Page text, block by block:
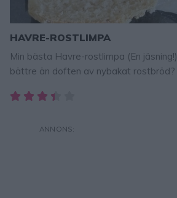
HAVRE-ROSTLIMPA
Min bästa Havre-rostlimpa (En
bättre än doften av nybakat rostbröd?
ett otroligt fluffigt resultat med minimal
behöver bara jäsa en enda gång –